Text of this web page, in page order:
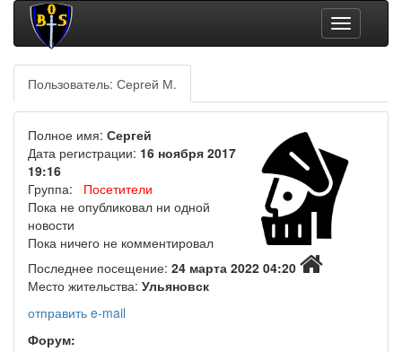
Toggle
navigation
Пользователь: Сергей М.
Полное имя: Сергей
Дата регистрации: 16 ноября 2017
19:16
Группа: Посетители
Пока не опубликовал ни одной
новости
Пока ничего не комментировал
Последнее посещение: 24 марта 2022 04:20
Место жительства: Ульяновск
отправить e-mail
Форум: